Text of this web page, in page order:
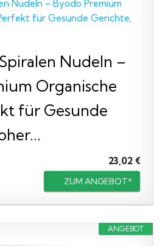
Nudeln –
Organische
für Gesunde
23,02 €
ZUM ANGEBOT*
ANGEBOT